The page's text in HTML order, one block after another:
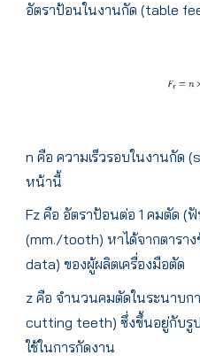
อัตราป้อนในงานกัด (table
n คือ ความเร็วรอบในงานกัด
หน้านี้
Fz คือ อัตราป้อนต่อ 1 คมตัด (
(mm./tooth) หาได้จากตารา
data) ของผู้ผลิตเครื่องมือตัด
z คือ จำนวนคมตัดในระนาบก
cutting teeth) ซึ่งขึ้นอยู่กับรูป
ใช้ในการกัดงาน